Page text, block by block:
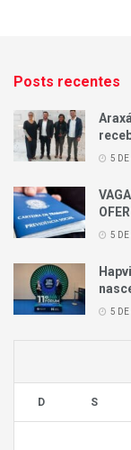
Posts recentes
5
5
5
D S